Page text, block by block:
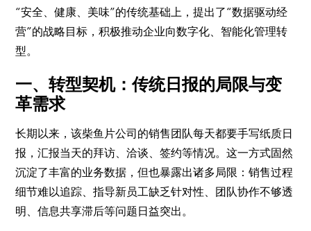
“安全、健康、美味”的传统基础上，提出了“数据驱动经
营”的战略目标，积极推动企业向数字化、智能化管理转
型。
一、转型契机：传统日报的局限与变
革需求
长期以来，该柴鱼片公司的销售团队每天都要手写纸质日
报，汇报当天的拜访、洽谈、签约等情况。这一方式固然
沉淀了丰富的业务数据，但也暴露出诸多局限：销售过程
细节难以追踪、指导新员工缺乏针对性、团队协作不够透
明、信息共享滞后等问题日益突出。